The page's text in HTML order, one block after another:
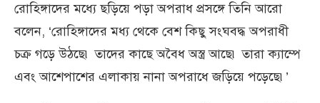
রোহিঙ্গাদের মধ্যে ছড়িয়ে পড়া অপরাধ প্রসঙ্গে তিনি আরো
বলেন, ‘রোহিঙ্গাদের মধ্য থেকে বেশ কিছু সংঘবদ্ধ অপরাধী
চক্র গড়ে উঠছে৷ তাদের কাছে অবৈধ অস্ত্র আছে৷ তারা ক্যাম্পে
এবং আশেপাশের এলাকায় নানা অপরাধে জড়িয়ে পড়েছে৷’